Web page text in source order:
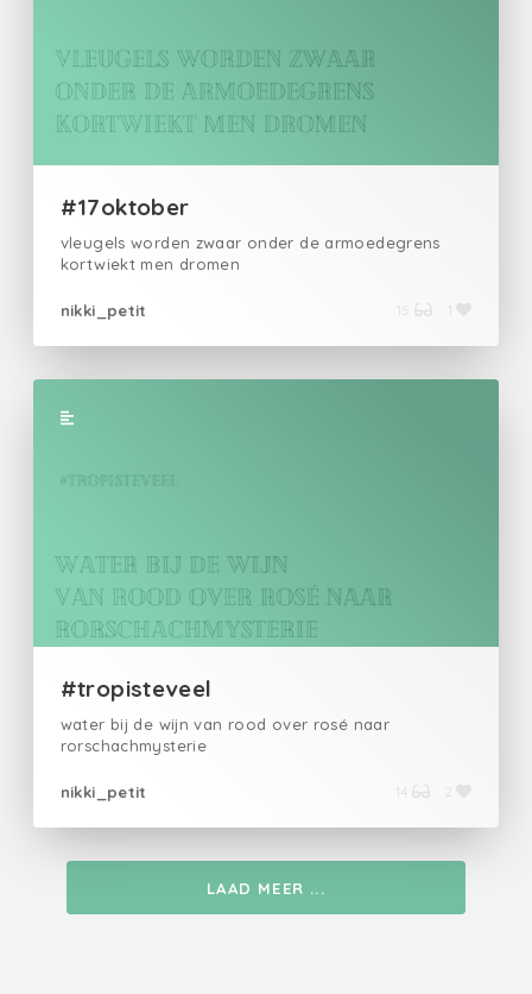
waterpest en vissen
#17oktober
vleugels worden zwaar onder de armoedegrens
kortwiekt men dromen
nikki_petit
#tropisteveel
water bij de wijn van rood over rosé naar
rorschachmysterie
nikki_petit
LAAD MEER ...